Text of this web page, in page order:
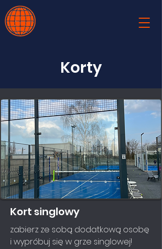
Korty
Kort singlowy
zabierz ze sobą dodatkową osobę
i wypróbuj się w grze singlowej!